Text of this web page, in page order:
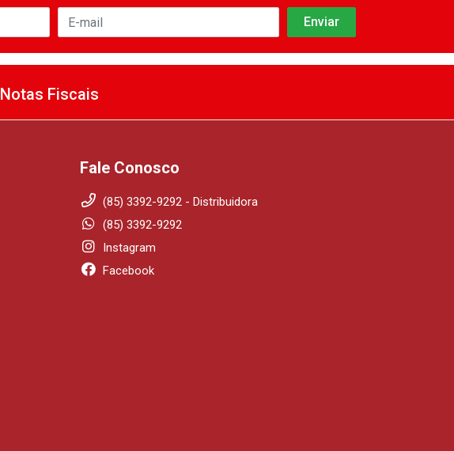
Notas Fiscais
Fale Conosco
(85) 3392-9292 - Distribuidora
(85) 3392-9292
Instagram
Facebook